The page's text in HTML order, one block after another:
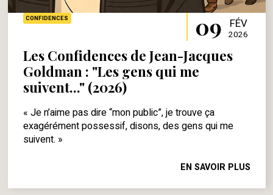
CONFIDENCES 09 FÉV
2026
Les Confidences de Jean-Jacques
Goldman : "Les gens qui me
suivent..." (2026)
« Je n’aime pas dire “mon public”, je trouve ça
exagérément possessif, disons, des gens qui me
suivent. »
EN SAVOIR PLUS